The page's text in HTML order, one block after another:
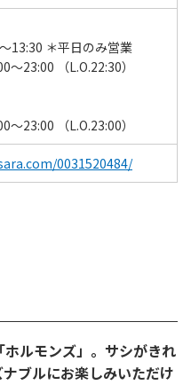
13:30 ＊平日のみ営業
～23:00 （L.O.22:30）
～23:00 （L.O.23:00）
0031520484/
ルモンズ」。サシがきれ
ブルにお楽しみいただけ